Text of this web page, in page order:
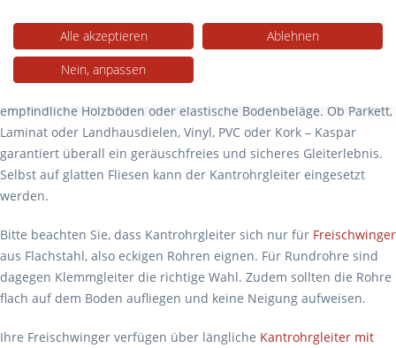
Robuster Gleiter mit breitem Einsatzbereich
empfindliche Holzböden oder elastische Bodenbeläge. Ob Parkett,
Laminat oder Landhausdielen, Vinyl, PVC oder Kork – Kaspar
garantiert überall ein geräuschfreies und sicheres Gleiterlebnis.
Selbst auf glatten Fliesen kann der Kantrohrgleiter eingesetzt
werden.
Bitte beachten Sie, dass Kantrohrgleiter sich nur für Freischwinger
aus Flachstahl, also eckigen Rohren eignen. Für Rundrohre sind
dagegen Klemmgleiter die richtige Wahl. Zudem sollten die Rohre
flach auf dem Boden aufliegen und keine Neigung aufweisen.
Ihre Freischwinger verfügen über längliche Kantrohrgleiter mit
Alle akzeptieren
Ablehnen
Nein, anpassen